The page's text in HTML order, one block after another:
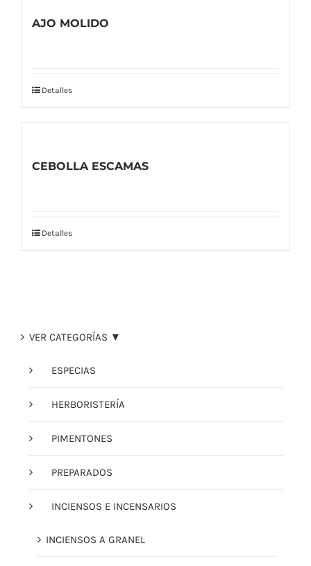
AJO MOLIDO
Detalles
CEBOLLA ESCAMAS
Detalles
VER CATEGORÍAS ▼
ESPECIAS
HERBORISTERÍA
PIMENTONES
PREPARADOS
INCIENSOS E INCENSARIOS
INCIENSOS A GRANEL